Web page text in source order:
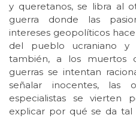
y queretanos, se libra al
guerra donde las
intereses geopolíticos
del pueblo ucraniano y
también, a los muertos
guerras se intentan
señalar inocentes, las
especialistas se vierten
explicar por qué se da